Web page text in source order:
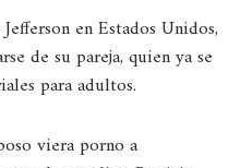
en Estados Unidos,
de su pareja, quien ya se
para adultos.
viera porno a